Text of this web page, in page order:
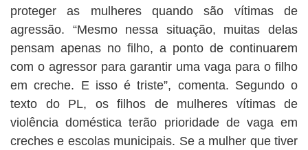
proteger as mulheres quando são vítimas de
agressão. “Mesmo nessa situação, muitas delas
pensam apenas no filho, a ponto de continuarem
com o agressor para garantir uma vaga para o filho
em creche. E isso é triste”, comenta. Segundo o
texto do PL, os filhos de mulheres vítimas de
violência doméstica terão prioridade de vaga em
creches e escolas municipais. Se a mulher que tiver